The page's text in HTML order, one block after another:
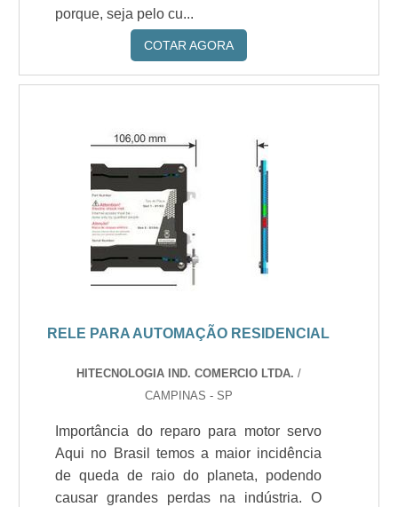
porque, seja pelo cu...
COTAR AGORA
RELE PARA AUTOMAÇÃO RESIDENCIAL
HITECNOLOGIA IND. COMERCIO LTDA. /
CAMPINAS - SP
Importância do reparo para motor servo
Aqui no Brasil temos a maior incidência
de queda de raio do planeta, podendo
causar grandes perdas na indústria. O